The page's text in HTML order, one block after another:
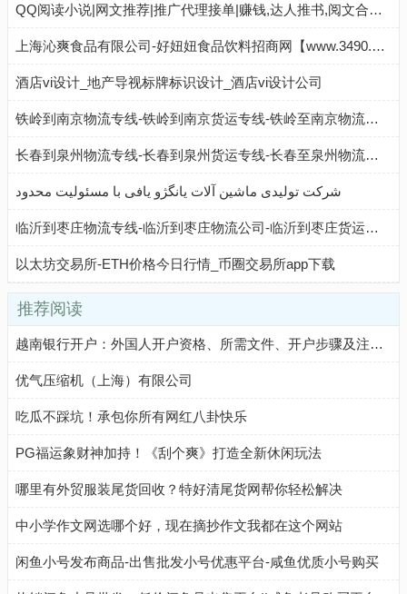
QQ阅读小说|网文推荐|推广代理接单|赚钱,达人推书,阅文合作——QQ阅读达人推广后台
上海沁爽食品有限公司-好妞妞食品饮料招商网【www.3490.CN】
酒店vi设计_地产导视标牌标识设计_酒店vi设计公司
铁岭到南京物流专线-铁岭到南京货运专线-铁岭至南京物流公司-就发物流网
长春到泉州物流专线-长春到泉州货运专线-长春至泉州物流公司-就发物流网
شرکت تولیدی ماشین آلات یانگژو یافی با مسئولیت محدود
临沂到枣庄物流专线-临沂到枣庄物流公司-临沂到枣庄货运专线-临沂中赢物流
以太坊交易所-ETH价格今日行情_币圈交易所app下载
推荐阅读
越南银行开户：外国人开户资格、所需文件、开户步骤及注意事项
优气压缩机（上海）有限公司
吃瓜不踩坑！承包你所有网红八卦快乐
PG福运象财神加持！《刮个爽》打造全新休闲玩法
哪里有外贸服装尾货回收？特好清尾货网帮你轻松解决
中小学作文网选哪个好，现在摘抄作文我都在这个网站
闲鱼小号发布商品-出售批发小号优惠平台-咸鱼优质小号购买